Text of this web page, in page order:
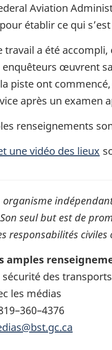
Aviation
établir ce qui
travail a été
œuvrent
piste ont
après un examen
renseignements
une vidéo des lieux
seul but est de
responsabilités civiles
amples
sécurité des
les médias